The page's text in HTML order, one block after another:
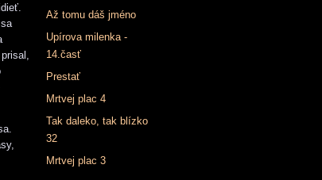
Až tomu dáš jméno
Upírova milenka -
14.časť
Prestať
Mrtvej plac 4
Tak daleko, tak blízko
32
Mrtvej plac 3